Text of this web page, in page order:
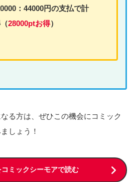
：44000円の支払で計
28000ptお得）
る方は、ぜひこの機会にコミック
しょう！
ミックシーモアで読む